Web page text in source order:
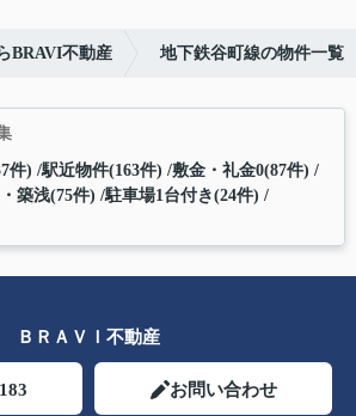
BRAVI不動産 地下鉄谷町線の物件一覧
件) 駅近物件(163件) 敷金・礼金0(87件)
築浅(75件) 駐車場1台付き(24件)
ＢＲＡＶＩ不動産
お問い合わせ